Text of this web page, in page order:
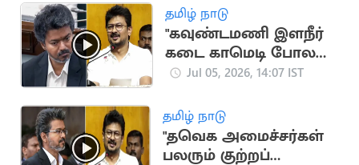
தமிழ் நாடு
"கவுண்டமணி இளநீர்
கடை காமெடி போல
தவெக உள்ளது”..
Jul 05, 2026, 14:07 IST
தமிழ் நாடு
"தவெக அமைச்சர்கள்
பலரும் குற்றப்